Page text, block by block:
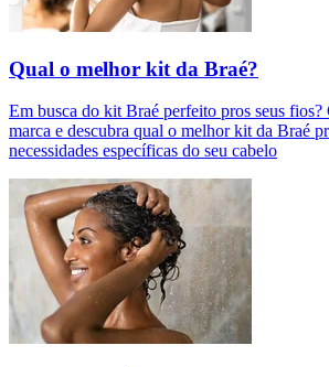
Qual o melhor kit da Braé?
Em busca do kit Braé perfeito pros seus fios?
marca e descubra qual o melhor kit da Braé
necessidades específicas do seu cabelo